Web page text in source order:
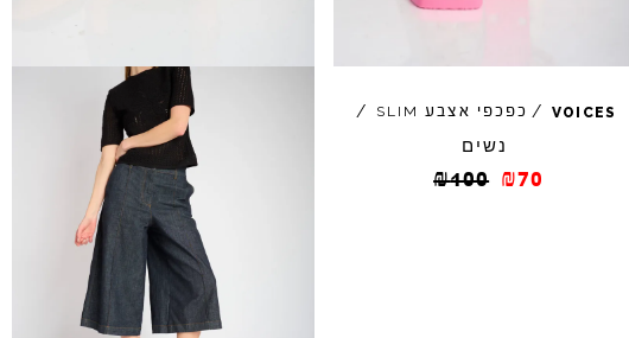
VOICES
/ כפכפי אצבע SLIM
/
נשים
₪100 ₪70